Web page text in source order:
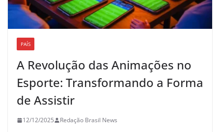
PAÍS
A Revolução das Animações no
Esporte: Transformando a Forma
de Assistir
12/12/2025 Redação Brasil News